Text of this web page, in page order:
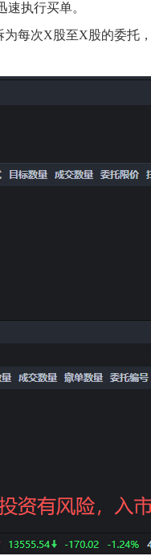
执行买单。
每次X股至X股的委托